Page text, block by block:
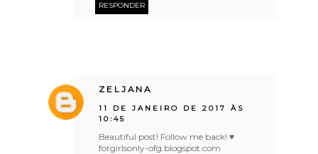
RESPONDER
ZELJANA
11 DE JANEIRO DE 2017 ÀS
10:45
Beautiful post! Follow me back! ♥
forgirlsonly-ofg.blogspot.com